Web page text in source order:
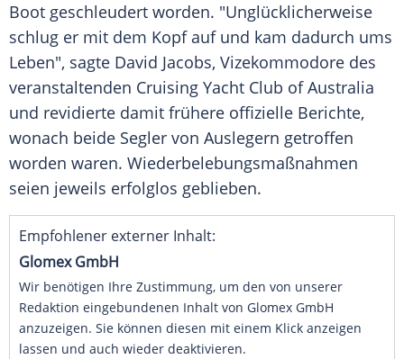
Boot geschleudert worden. "Unglücklicherweise
schlug er mit dem Kopf auf und kam dadurch ums
Leben", sagte David Jacobs, Vizekommodore des
veranstaltenden Cruising Yacht Club of Australia
und revidierte damit frühere offizielle Berichte,
wonach beide Segler von Auslegern getroffen
worden waren. Wiederbelebungsmaßnahmen
seien jeweils erfolglos geblieben.
Empfohlener externer Inhalt:
Glomex GmbH
Wir benötigen Ihre Zustimmung, um den von unserer
Redaktion eingebundenen Inhalt von Glomex GmbH
anzuzeigen. Sie können diesen mit einem Klick anzeigen
lassen und auch wieder deaktivieren.